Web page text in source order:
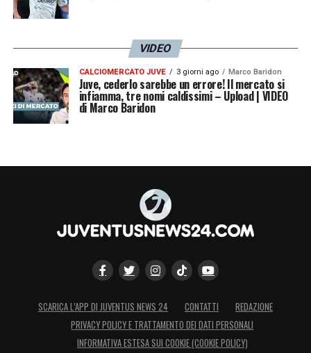
VIDEO
CALCIOMERCATO JUVE 3 giorni ago Marco Baridon
Juve, cederlo sarebbe un errore! Il mercato si
infiamma, tre nomi caldissimi – Upload | VIDEO
di Marco Baridon
SCARICA L’APP DI JUVENTUS NEWS 24 CONTATTI
REDAZIONE
PRIVACY POLICY E TRATTAMENTO DEI DATI PERSONALI
INFORMATIVA ESTESA SUI COOKIE (COOKIE POLICY)